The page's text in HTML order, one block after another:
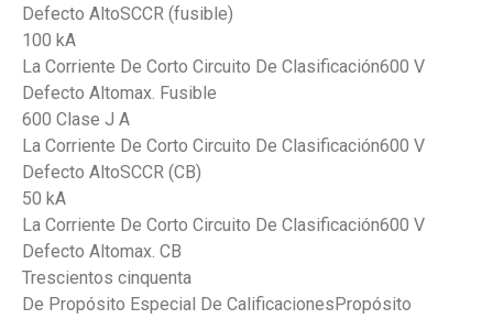
Defecto AltoSCCR (fusible)
100 kA
La Corriente De Corto Circuito De Clasificación600 V
Defecto Altomax. Fusible
600 Clase J A
La Corriente De Corto Circuito De Clasificación600 V
Defecto AltoSCCR (CB)
50 kA
La Corriente De Corto Circuito De Clasificación600 V
Defecto Altomax. CB
Trescientos cinquenta
De Propósito Especial De CalificacionesPropósito